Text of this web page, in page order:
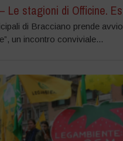
Le stagioni di Officine.
di Bracciano prende
un incontro conviviale...